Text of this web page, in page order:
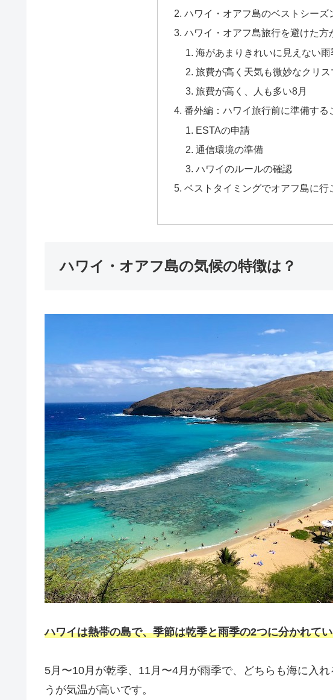
ハワイ・オアフ島のベストシーズ
ハワイ・オアフ島旅行を避けた方
海があまりきれいに見えない雨
旅費が高く天気も微妙なクリス
旅費が高く、人も多い8月
番外編：ハワイ旅行前に準備する
ESTAの申請
通信環境の準備
ハワイのルールの確認
ベストタイミングでオアフ島に行
ハワイ・オアフ島の気候の特徴は？
ハワイは熱帯の島で、季節は乾季と雨季の2つに分かれて
5月〜10月が乾季、11月〜4月が雨季で、どちらも海に入
うが気温が高いです。